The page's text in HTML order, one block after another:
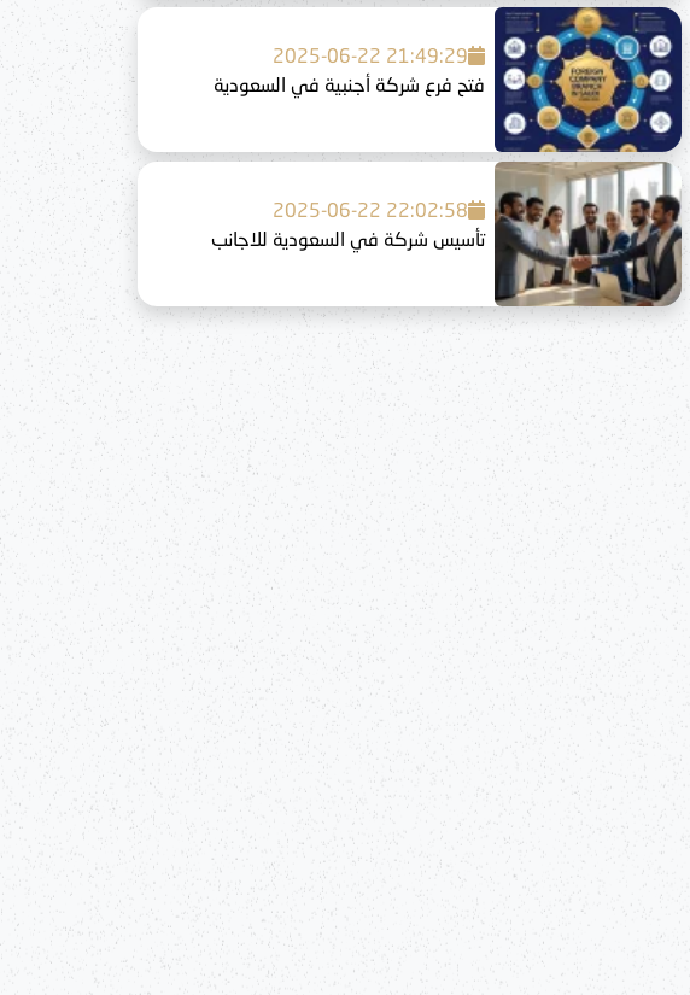
2025-06-22 21:49:29
فتح فرع شركة أجنبية في السعودية
2025-06-22 22:02:58
تأسيس شركة في السعودية للاجانب